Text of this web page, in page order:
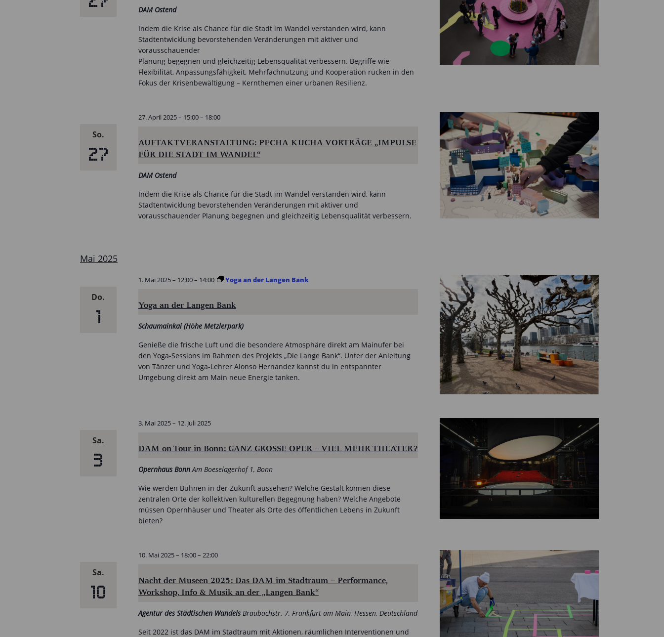
DAM Ostend
Indem die Krise als Chance für die Stadt im Wandel verstanden wird, kann
Stadtentwicklung bevorstehenden Veränderungen mit aktiver und
vorausschauender
Planung begegnen und gleichzeitig Lebensqualität verbessern. Begriffe wie
Flexibilität, Anpassungsfähigkeit, Mehrfachnutzung und Kooperation rücken in den
Fokus der Krisenbewältigung – Kernthemen einer urbanen Resilienz.
So.
27
AUFTAKTVERANSTALTUNG: PECHA KUCHA VORTRÄGE „IMPULSE
FÜR DIE STADT IM WANDEL“
27. April 2025 – 15:00– 18:00
DAM Ostend
Indem die Krise als Chance für die Stadt im Wandel verstanden wird, kann
Stadtentwicklung bevorstehenden Veränderungen mit aktiver und
vorausschauender Planung begegnen und gleichzeitig Lebensqualität verbessern.
Mai 2025
Do.
1
Yoga an der Langen Bank
1. Mai 2025 – 12:00– 14:00 Yoga an der Langen Bank
Schaumainkai (Höhe Metzlerpark)
Genieße die frische Luft und die besondere Atmosphäre direkt am Mainufer bei
den Yoga-Sessions im Rahmen des Projekts „Die Lange Bank“. Unter der Anleitung
von Tänzer und Yoga-Lehrer Alonso Hernandez kannst du in entspannter
Umgebung direkt am Main neue Energie tanken.
Sa.
3
DAM on Tour in Bonn: GANZ GROSSE OPER – VIEL MEHR THEATER?
3. Mai 2025– 12. Juli 2025
Opernhaus Bonn Am Boeselagerhof 1, Bonn
Wie werden Bühnen in der Zukunft aussehen? Welche Gestalt können diese
zentralen Orte der kollektiven kulturellen Begegnung haben? Welche Angebote
müssen Opernhäuser und Theater als Orte des öffentlichen Lebens in Zukunft
bieten?
Sa.
10
Nacht der Museen 2025: Das DAM im Stadtraum – Performance,
Workshop, Info & Musik an der „Langen Bank“
10. Mai 2025 – 18:00– 22:00
Agentur des Städtischen Wandels Braubachstr. 7, Frankfurt am Main, Hessen, Deutschland
Seit 2022 ist das DAM im Stadtraum mit Aktionen, räumlichen Interventionen und